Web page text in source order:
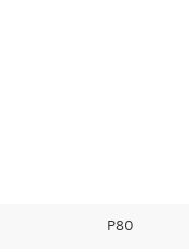
Р80